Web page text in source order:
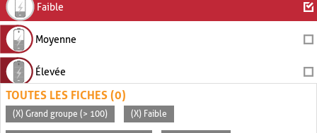
Faible
Moyenne
Élevée
TOUTES LES FICHES (0)
(X) Grand groupe (> 100) (X) Faible